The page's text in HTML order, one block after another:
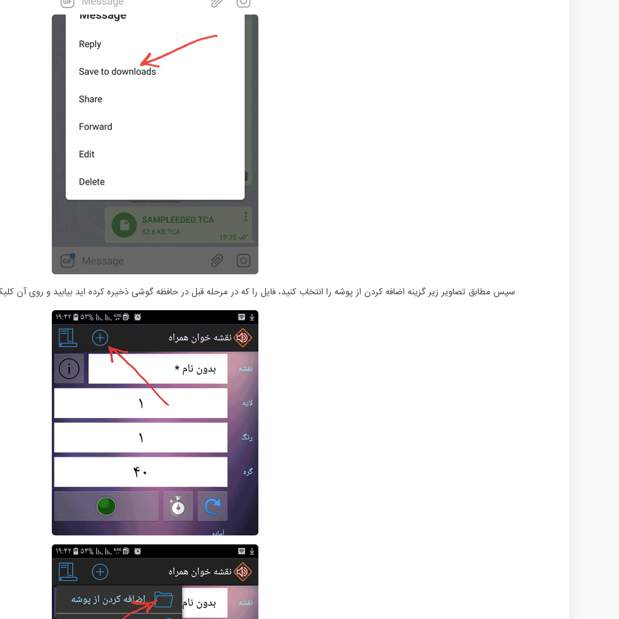
سپس مطابق تصاویر زیر گزینه اضافه کردن از پوشه را انتخاب کنید، فایل را که در مرحله قبل در حافظه گوشی ذخیره کرده اید بیابید و روی آن